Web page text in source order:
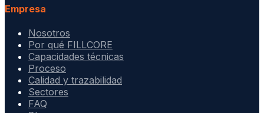
Empresa
Nosotros
Por qué FILLCORE
Capacidades técnicas
Proceso
Calidad y trazabilidad
Sectores
FAQ